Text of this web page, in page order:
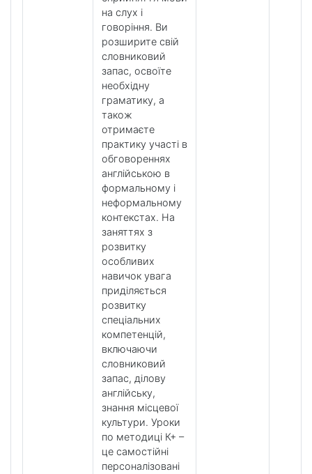
на слух і
говоріння. Ви
розширите свій
словниковий
запас, освоїте
необхідну
граматику, а
також
отримаєте
практику участі в
обговореннях
англійською в
формальному і
неформальному
контекстах. На
заняттях з
розвитку
особливих
навичок увага
приділяється
розвитку
спеціальних
компетенцій,
включаючи
словниковий
запас, ділову
англійську,
знання місцевої
культури. Уроки
по методиці К+ –
це самостійні
персоналізовані